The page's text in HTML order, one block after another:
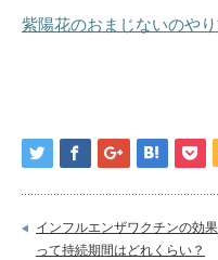
紫陽花のおまじないのや
インフルエンザワクチンの効果
って持続期間はどれくらい？